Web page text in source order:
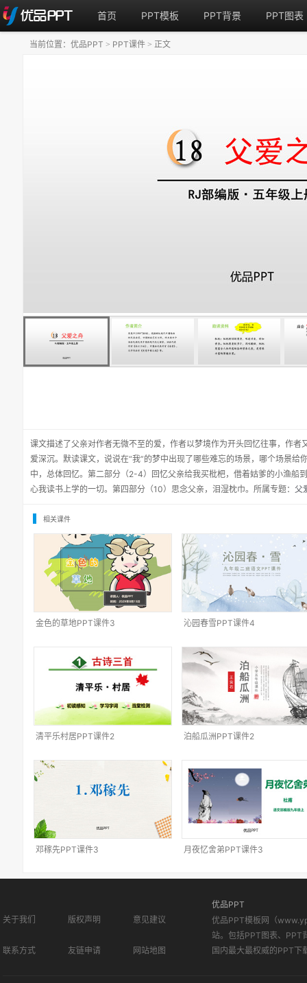
首页 PPT模板 PPT背景 PPT图表
课文描述了父亲对作者无微不至的爱，作者以梦境作为开头回忆往事，作
爱深沉。默读课文，说说在“我”的梦中出现了哪些难忘的场景，哪个场景给
中，总体回忆。第二部分（2-4）回忆父亲给我买枇杷，借着姑爹的小渔船
心我读书上学的一切。第四部分（10）思念父亲，泪湿枕巾。所属专题： 父
当前位置： 优品PPT > PPT课件 > 正文
相关课件
金色的草地PPT课件3 沁园春雪PPT课件4
清平乐村居PPT课件2 泊船瓜洲PPT课件2
邓稼先PPT课件3 月夜忆舍弟PPT课件3
关于我们 版权声明 意见建议
联系方式 友链申请 网站地图
优品PPT
优品PPT模板网（
站。包括PPT图表、PPT
国内最大最权威的PPT下